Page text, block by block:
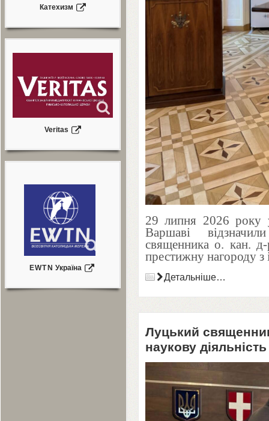
Катехизм
Veritas
EWTN Україна
29 липня 2026 року
Варшаві
священника о. кан.
престижну нагороду з
Детальніше…
Луцький
наукову діяльність